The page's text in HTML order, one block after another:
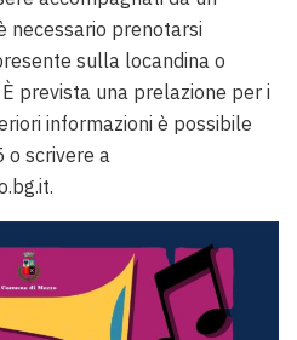
necessario prenotarsi
sulla locandina o
prevista una prelazione per i
informazioni è possibile
scrivere a